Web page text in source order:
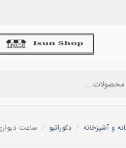
و آشپزخانه / دکوراتیو / ساعت